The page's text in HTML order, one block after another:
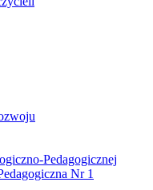
Pedagogicznej
Nr 1